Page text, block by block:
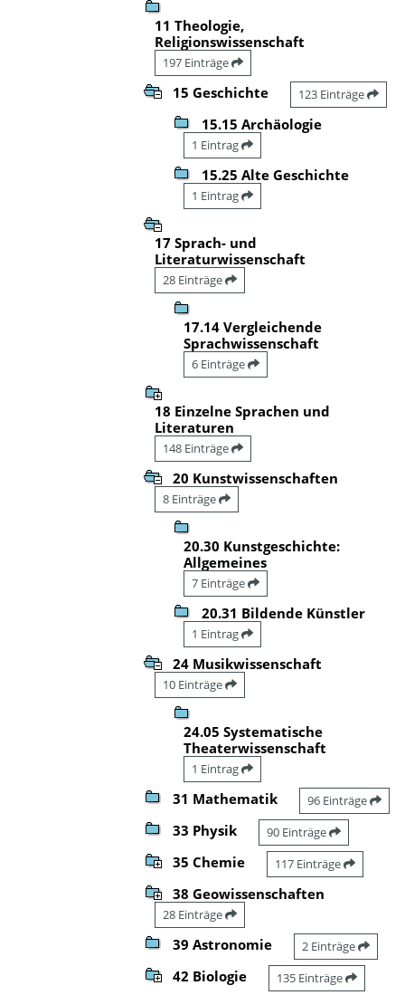
11 Theologie,
Religionswissenschaft
197 Einträge
15 Geschichte 123 Einträge
15.15 Archäologie
1 Eintrag
15.25 Alte Geschichte
1 Eintrag
17 Sprach- und
Literaturwissenschaft
28 Einträge
17.14 Vergleichende
Sprachwissenschaft
6 Einträge
18 Einzelne Sprachen und
Literaturen
148 Einträge
20 Kunstwissenschaften
8 Einträge
20.30 Kunstgeschichte:
Allgemeines
7 Einträge
20.31 Bildende Künstler
1 Eintrag
24 Musikwissenschaft
10 Einträge
24.05 Systematische
Theaterwissenschaft
1 Eintrag
31 Mathematik 96 Einträge
33 Physik 90 Einträge
35 Chemie 117 Einträge
38 Geowissenschaften
28 Einträge
39 Astronomie 2 Einträge
42 Biologie 135 Einträge